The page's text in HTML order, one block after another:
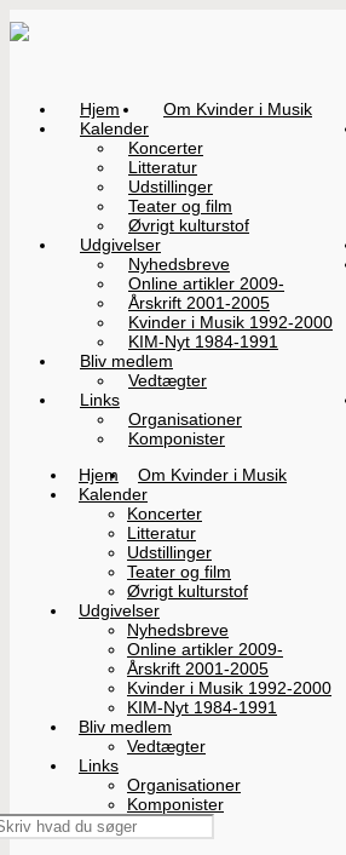
Hjem
Om Kvinder i Musik
Kalender
Koncerter
Litteratur
Udstillinger
Teater og film
Øvrigt kulturstof
Udgivelser
Nyhedsbreve
Online artikler 2009-
Årskrift 2001-2005
Kvinder i Musik 1992-2000
KIM-Nyt 1984-1991
Bliv medlem
Vedtægter
Links
Organisationer
Komponister
Hjem
Om Kvinder i Musik
Kalender
Koncerter
Litteratur
Udstillinger
Teater og film
Øvrigt kulturstof
Udgivelser
Nyhedsbreve
Online artikler 2009-
Årskrift 2001-2005
Kvinder i Musik 1992-2000
KIM-Nyt 1984-1991
Bliv medlem
Vedtægter
Links
Organisationer
Komponister